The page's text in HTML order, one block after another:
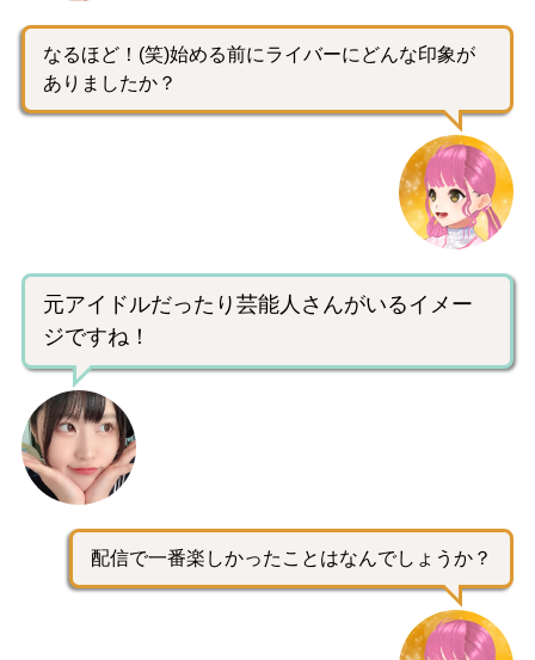
なるほど！(笑)始める前にライバーにどんな印象が
ありましたか？
元アイドルだったり芸能人さんがいるイメー
ジですね！
配信で一番楽しかったことはなんでしょうか？